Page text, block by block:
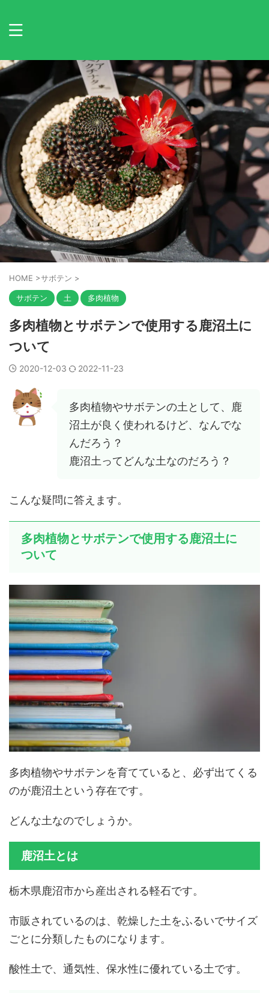
HOME >サボテン >
サボテン 土 多肉植物
多肉植物とサボテンで使用する鹿沼土に
ついて
2020-12-03 2022-11-23
多肉植物やサボテンの土として、鹿
沼土が良く使われるけど、なんでな
んだろう？
鹿沼土ってどんな土なのだろう？
こんな疑問に答えます。
多肉植物とサボテンで使用する鹿沼土に
ついて
多肉植物やサボテンを育てていると、必ず出てくる
のが鹿沼土という存在です。
どんな土なのでしょうか。
鹿沼土とは
栃木県鹿沼市から産出される軽石です。
市販されているのは、乾燥した土をふるいでサイズ
ごとに分類したものになります。
酸性土で、通気性、保水性に優れている土です。